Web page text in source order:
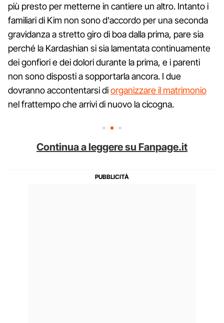
più presto per metterne in cantiere un altro. Intanto i
familiari di Kim non sono d'accordo per una seconda
gravidanza a stretto giro di boa dalla prima, pare sia
perché la Kardashian si sia lamentata continuamente
dei gonfiori e dei dolori durante la prima, e i parenti
non sono disposti a sopportarla ancora. I due
dovranno accontentarsi diorganizzare il matrimonio
nel frattempo che arrivi di nuovo la cicogna.
Continua a leggere su Fanpage.it